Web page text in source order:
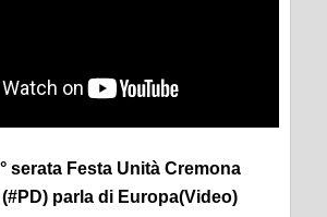
serata Festa Unità Cremona
parla di Europa(Video)